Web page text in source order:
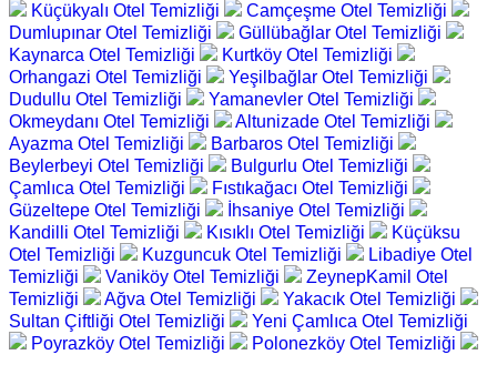
Küçükyalı Otel Temizliği
Camçeşme Otel Temizliği
Dumlupınar Otel Temizliği
Güllübağlar Otel Temizliği
Kaynarca Otel Temizliği
Kurtköy Otel Temizliği
Orhangazi Otel Temizliği
Yeşilbağlar Otel Temizliği
Dudullu Otel Temizliği
Yamanevler Otel Temizliği
Okmeydanı Otel Temizliği
Altunizade Otel Temizliği
Ayazma Otel Temizliği
Barbaros Otel Temizliği
Beylerbeyi Otel Temizliği
Bulgurlu Otel Temizliği
Çamlıca Otel Temizliği
Fıstıkağacı Otel Temizliği
Güzeltepe Otel Temizliği
İhsaniye Otel Temizliği
Kandilli Otel Temizliği
Kısıklı Otel Temizliği
Küçüksu
Otel Temizliği
Kuzguncuk Otel Temizliği
Libadiye Otel
Temizliği
Vaniköy Otel Temizliği
ZeynepKamil Otel
Temizliği
Ağva Otel Temizliği
Yakacık Otel Temizliği
Sultan Çiftliği Otel Temizliği
Yeni Çamlıca Otel Temizliği
Poyrazköy Otel Temizliği
Polonezköy Otel Temizliği